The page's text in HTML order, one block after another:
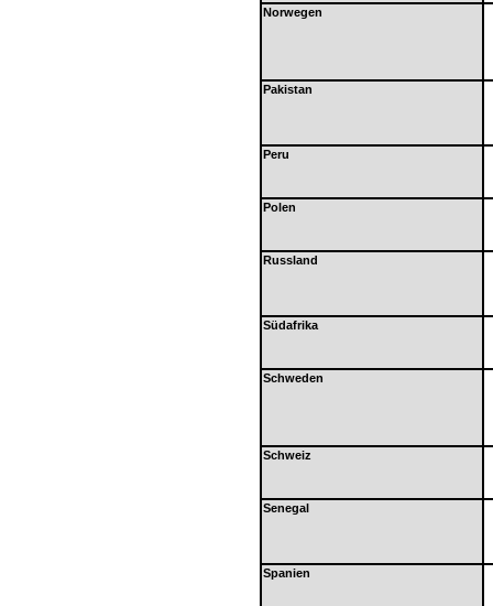
Norwegen
Pakistan
Peru
Polen
Russland
Südafrika
Schweden
Schweiz
Senegal
Spanien